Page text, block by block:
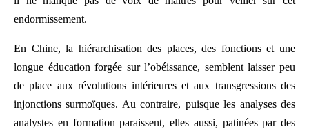
endormissement.
En Chine, la hiérarchisation des places, des fonctions et une
longue éducation forgée sur l’obéissance, semblent laisser peu
de place aux révolutions intérieures et aux transgressions des
injonctions surmoïques. Au contraire, puisque les analyses des
analystes en formation paraissent, elles aussi, patinées par des